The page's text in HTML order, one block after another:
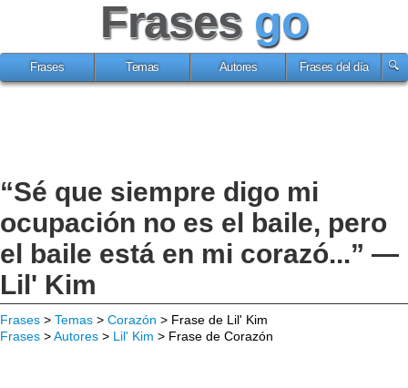
Frases go
Frases Temas Autores Frases del día
“Sé que siempre digo mi
ocupación no es el baile, pero
el baile está en mi corazó...” —
Lil' Kim
Frases > Temas > Corazón > Frase de Lil' Kim
Frases >Autores > Lil' Kim > Frase de Corazón